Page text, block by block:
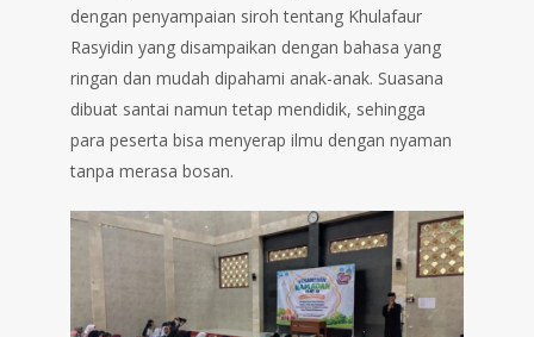
dengan penyampaian siroh tentang Khulafaur
Rasyidin yang disampaikan dengan bahasa yang
ringan dan mudah dipahami anak-anak. Suasana
dibuat santai namun tetap mendidik, sehingga
para peserta bisa menyerap ilmu dengan nyaman
tanpa merasa bosan.